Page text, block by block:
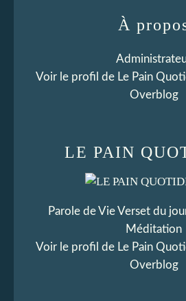
LE PAIN
Parole de Vie Verset du
Méditation
Voir le profil de Le Pain
Overblog
À
Voir le profil de Le Pain
Overblog